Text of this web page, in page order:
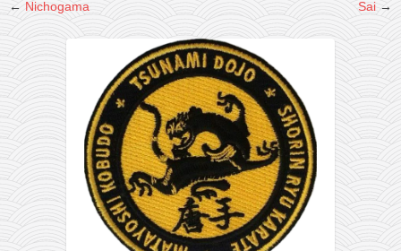
галерија клуба
чланарина
контакт
бесплатна е-књига
термини тренинга
моја прича
моја прича
← Nichogama Sai →